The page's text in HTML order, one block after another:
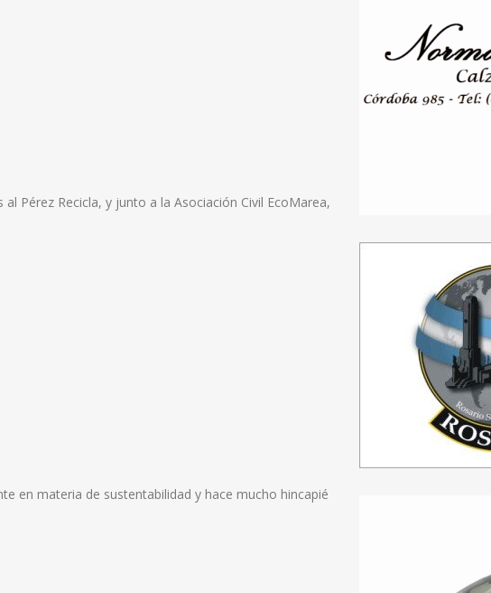
Pérez Recicla, y junto a la Asociación Civil EcoMarea,
en materia de sustentabilidad y hace mucho hincapié